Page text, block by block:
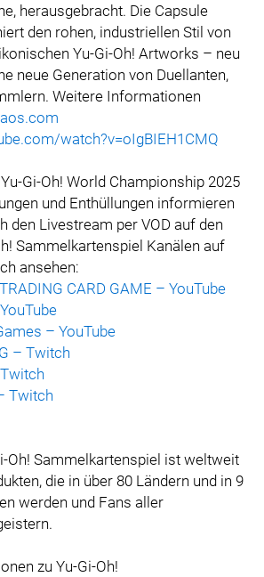
herausgebracht. Die Capsule
den rohen, industriellen Stil von
Yu-Gi-Oh! Artworks – neu
neue Generation von Duellanten,
Weitere Informationen
watch?v=oIgBIEH1CMQ
Gi-Oh! World Championship 2025
und Enthüllungen informieren
den Livestream per VOD auf den
Sammelkartenspiel Kanälen auf
ansehen:
CARD GAME – YouTube
– YouTube
– Twitch
Twitch
Oh! Sammelkartenspiel ist weltweit
die in über 80 Ländern und in 9
werden und Fans aller
zu Yu-Gi-Oh!